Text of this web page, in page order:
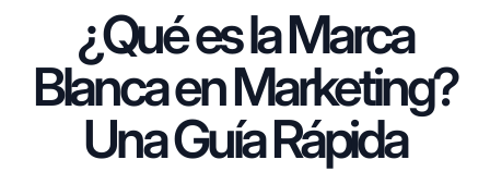
¿Qué es la Marca
Blanca en Marketing?
Una Guía Rápida